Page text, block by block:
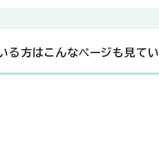
る方はこんなページも見て